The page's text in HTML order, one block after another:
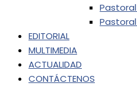
EDITORIAL
MULTIMEDIA
ACTUALIDAD
CONTÁCTENOS